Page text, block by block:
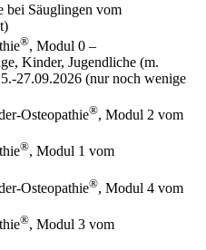
bei Säuglingen vom
®, Modul 0 –
Kinder, Jugendliche (m.
27.09.2026 (nur noch wenige
Osteopathie®, Modul 2 vom
®, Modul 1 vom
Osteopathie®, Modul 4 vom
®, Modul 3 vom